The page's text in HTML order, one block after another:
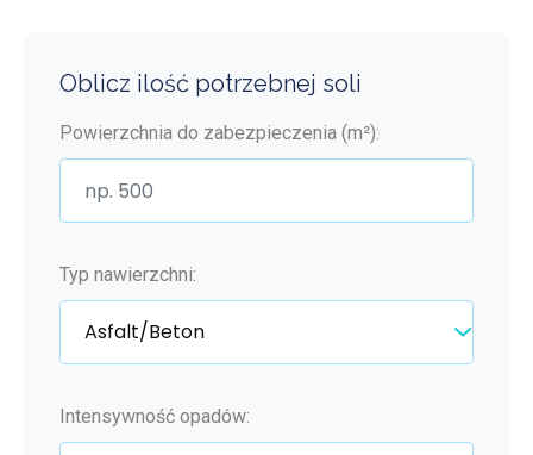
Oblicz ilość potrzebnej soli
Powierzchnia do zabezpieczenia (m²):
Typ nawierzchni:
Intensywność opadów: